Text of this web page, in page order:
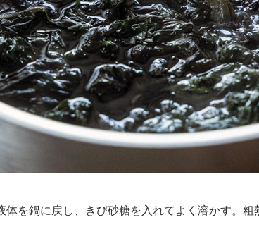
を鍋に戻し、きび砂糖を入れてよく溶かす。粗